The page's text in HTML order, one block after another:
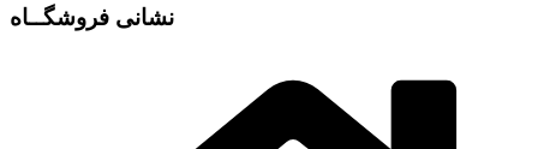
نشانی فروشگــاه